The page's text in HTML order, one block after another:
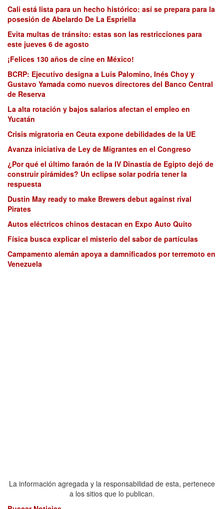
Cali está lista para un hecho histórico: así se prepara para la
posesión de Abelardo De La Espriella
Evita multas de tránsito: estas son las restricciones para
este jueves 6 de agosto
¡Felices 130 años de cine en México!
BCRP: Ejecutivo designa a Luis Palomino, Inés Choy y
Gustavo Yamada como nuevos directores del Banco Central
de Reserva
La alta rotación y bajos salarios afectan el empleo en
Yucatán
Crisis migratoria en Ceuta expone debilidades de la UE
Avanza iniciativa de Ley de Migrantes en el Congreso
¿Por qué el último faraón de la IV Dinastía de Egipto dejó de
construir pirámides? Un eclipse solar podría tener la
respuesta
Dustin May ready to make Brewers debut against rival
Pirates
Autos eléctricos chinos destacan en Expo Auto Quito
Física busca explicar el misterio del sabor de partículas
Campamento alemán apoya a damnificados por terremoto en
Venezuela
La información agregada y la responsabilidad de esta, pertenece
a los sitios que lo publican.